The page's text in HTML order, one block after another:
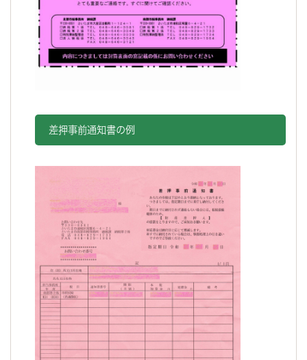
差押事前通知書の例